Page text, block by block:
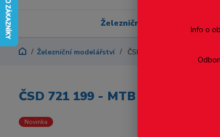
Železniční modelářství
Železniční modelářství ČSD 721 199 - MTB TT
ČSD 721 199 - MTB TT
Novinka
Info o